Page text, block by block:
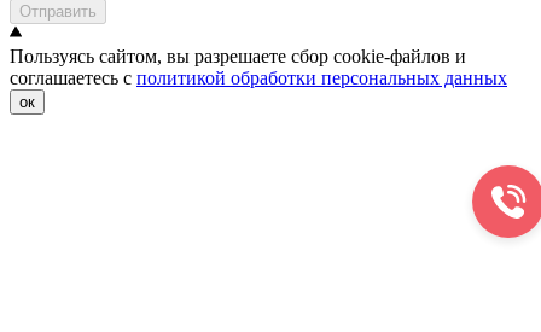
Отправить
Пользуясь сайтом, вы разрешаете сбор cookie-файлов и
соглашаетесь с политикой обработки персональных данных
ок